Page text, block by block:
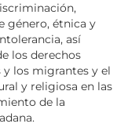
género, étnica y
así
los derechos
los migrantes y el
y religiosa en las
de la